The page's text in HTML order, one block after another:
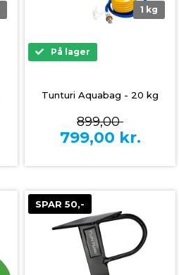
1 kg
På lager
Tunturi Aquabag - 20 kg
899,00
799,00 kr.
SPAR 50,-